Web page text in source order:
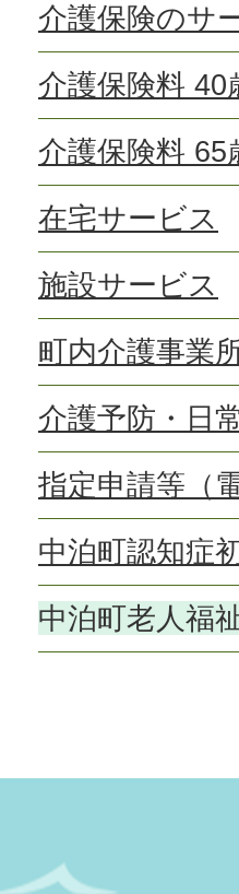
介護保険のサ
介護保険料 40
介護保険料 65
在宅サービス
施設サービス
町内介護事業
介護予防・日
指定申請等（
中泊町認知症
中泊町老人福